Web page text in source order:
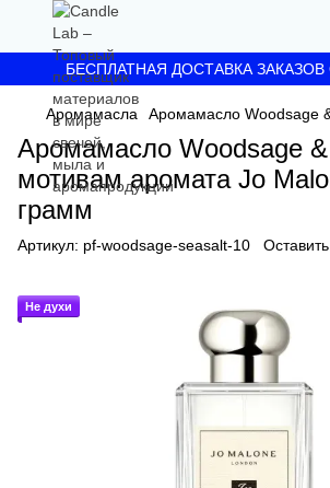
БЕСПЛАТНАЯ ДОСТАВКА ЗАКАЗОВ
Аромамасла Аромамасло Woodsage
Аромамасло Woodsage
мотивам аромата Jo
грамм
Артикул: pf-woodsage-seasalt-10
Не духи